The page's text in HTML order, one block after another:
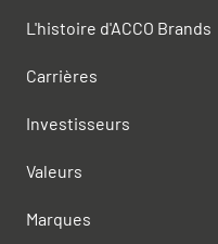
L'histoire d'ACCO Brands
Carrières
Investisseurs
Valeurs
Marques